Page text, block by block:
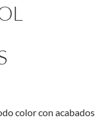
color con acabados